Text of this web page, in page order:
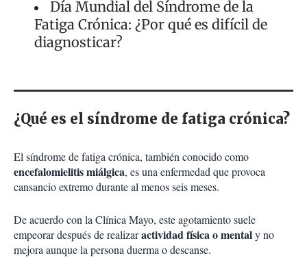
Día Mundial del Síndrome de la
Fatiga Crónica: ¿Por qué es difícil de
diagnosticar?
¿Qué es el síndrome de fatiga crónica?
El síndrome de fatiga crónica, también conocido como
encefalomielitis miálgica, es una enfermedad que provoca
cansancio extremo durante al menos seis meses.
De acuerdo con la Clínica Mayo, este agotamiento suele
empeorar después de realizaractividad física o mentaly no
mejora aunque la persona duerma o descanse.